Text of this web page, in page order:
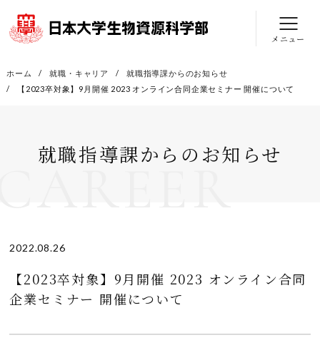
メニュー
ホーム 就職・キャリア
就職指導課からのお知らせ
【2023卒対象】9月開催 2023 オンライン合同企業セミナー 開催について
就職指導課からのお知らせ
2022.08.26
【2023卒対象】9月開催 2023 オンライン合同
企業セミナー 開催について